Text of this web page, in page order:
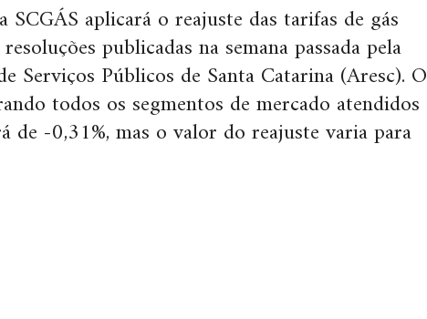
aplicará o reajuste das tarifas de gás
publicadas na semana passada pela
Serviços Públicos de Santa Catarina (Aresc). O
todos os segmentos de mercado atendidos
de -0,31%, mas o valor do reajuste varia para